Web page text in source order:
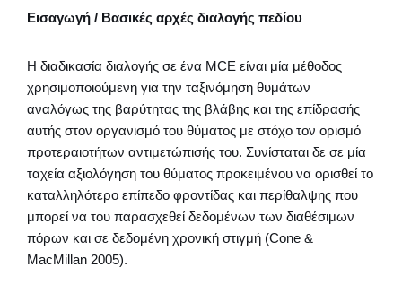
Εισαγωγή / Βασικές αρχές διαλογής πεδίου
Η διαδικασία διαλογής σε ένα MCE είναι μία μέθοδος
χρησιμοποιούμενη για την ταξινόμηση θυμάτων
αναλόγως της βαρύτητας της βλάβης και της επίδρασής
αυτής στον οργανισμό του θύματος με στόχο τον ορισμό
προτεραιοτήτων αντιμετώπισής του. Συνίσταται δε σε μία
ταχεία αξιολόγηση του θύματος προκειμένου να ορισθεί το
καταλληλότερο επίπεδο φροντίδας και περίθαλψης που
μπορεί να του παρασχεθεί δεδομένων των διαθέσιμων
πόρων και σε δεδομένη χρονική στιγμή (Cone &
MacMillan 2005).